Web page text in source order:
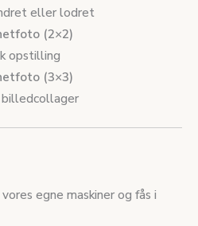
eller lodret
(2×2)
opstilling
(3×3)
egne maskiner og fås i